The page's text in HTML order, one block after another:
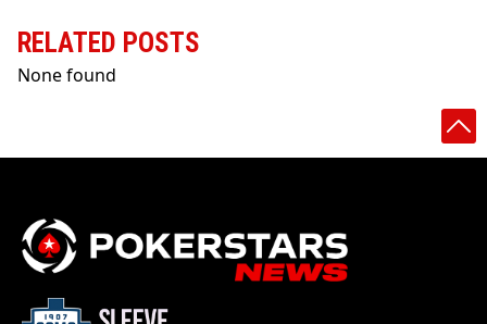
RELATED POSTS
None found